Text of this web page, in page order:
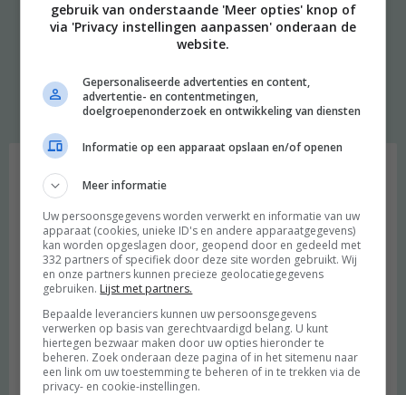
« PREVIOUS PAGE | NEXT PAGE »
Welkom
gebruik van onderstaande 'Meer opties' knop of
via 'Privacy instellingen aanpassen' onderaan de
website.
Gepersonaliseerde advertenties en content,
advertentie- en contentmetingen,
doelgroepenonderzoek en ontwikkeling van diensten
Informatie op een apparaat opslaan en/of openen
Meer informatie
Uw persoonsgegevens worden verwerkt en informatie van uw
apparaat (cookies, unieke ID's en andere apparaatgegevens)
kan worden opgeslagen door, geopend door en gedeeld met
332 partners of specifiek door deze site worden gebruikt. Wij
en onze partners kunnen precieze geolocatiegegevens
gebruiken. Lijst met partners.
Bepaalde leveranciers kunnen uw persoonsgegevens
verwerken op basis van gerechtvaardigd belang. U kunt
hiertegen bezwaar maken door uw opties hieronder te
beheren. Zoek onderaan deze pagina of in het sitemenu naar
een link om uw toestemming te beheren of in te trekken via de
privacy- en cookie-instellingen.